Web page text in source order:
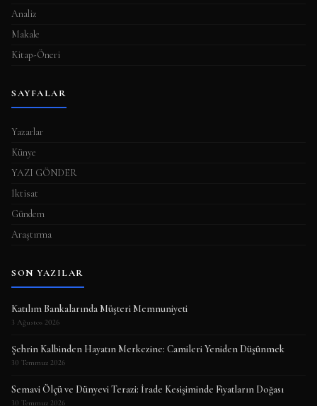
Analiz
Makale
Kitap-Öneri
SAYFALAR
Yazarlar
Künye
YAZI GÖNDER
İktisat
Gündem
Araştırma
SON YAZILAR
Katılım Bankalarında Müşteri Memnuniyeti
3 Ağustos 2026
Şehrin Kalbinden Hayatın Merkezine: Camileri Yeniden Düşünmek
30 Temmuz 2026
Semavi Ölçü ve Dünyevi Terazi: İrade Kesişiminde Fiyatların Doğası
30 Temmuz 2026